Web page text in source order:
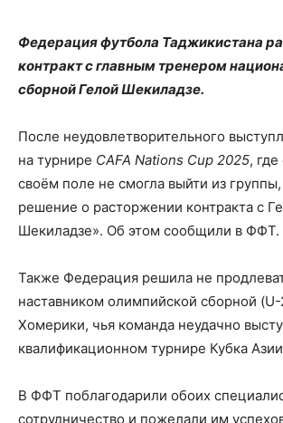
Федерация футбола Таджикистана
контракт с главным тренером
сборной Гелой Шекиладзе.
После неудовлетворительного
на турнире CAFA Nations Cup 2025,
своём поле не смогла выйти из
решение о расторжении контракта с
Шекиладзе». Об этом сообщили в ФФТ.
Также Федерация решила не
наставником олимпийской сборной
Хомерики, чья команда неудачно
квалификационном турнире Кубка
В ФФТ поблагодарили обоих
сотрудничество и пожелали им